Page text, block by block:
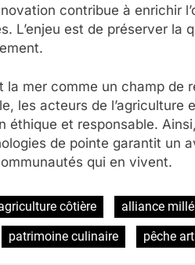
contribue à enrichir
L’enjeu est de préserver
la mer comme un champ de
les acteurs de
éthique et responsable.
de pointe garantit un
qui en vivent.
côtière alliance
patrimoine culinaire pêche